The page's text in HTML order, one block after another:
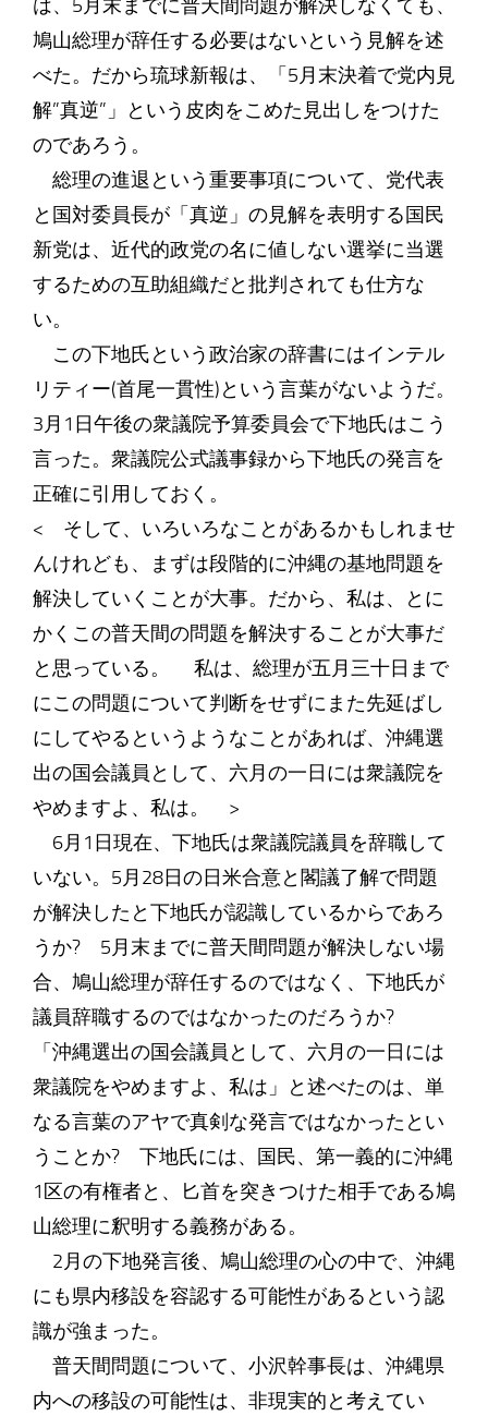
は、5月末までに普天間問題が解決しなくても、
鳩山総理が辞任する必要はないという見解を述
べた。だから琉球新報は、「5月末決着で党内見
解”真逆”」という皮肉をこめた見出しをつけた
のであろう。
総理の進退という重要事項について、党代表
と国対委員長が「真逆」の見解を表明する国民
新党は、近代的政党の名に値しない選挙に当選
するための互助組織だと批判されても仕方な
い。
この下地氏という政治家の辞書にはインテル
リティー(首尾一貫性)という言葉がないようだ。
3月1日午後の衆議院予算委員会で下地氏はこう
言った。衆議院公式議事録から下地氏の発言を
正確に引用しておく。
< そして、いろいろなことがあるかもしれませ
んけれども、まずは段階的に沖縄の基地問題を
解決していくことが大事。だから、私は、とに
かくこの普天間の問題を解決することが大事だ
と思っている。 私は、総理が五月三十日まで
にこの問題について判断をせずにまた先延ばし
にしてやるというようなことがあれば、沖縄選
出の国会議員として、六月の一日には衆議院を
やめますよ、私は。 >
6月1日現在、下地氏は衆議院議員を辞職して
いない。5月28日の日米合意と閣議了解で問題
が解決したと下地氏が認識しているからであろ
うか? 5月末までに普天間問題が解決しない場
合、鳩山総理が辞任するのではなく、下地氏が
議員辞職するのではなかったのだろうか?
「沖縄選出の国会議員として、六月の一日には
衆議院をやめますよ、私は」と述べたのは、単
なる言葉のアヤで真剣な発言ではなかったとい
うことか? 下地氏には、国民、第一義的に沖縄
1区の有権者と、匕首を突きつけた相手である鳩
山総理に釈明する義務がある。
2月の下地発言後、鳩山総理の心の中で、沖縄
にも県内移設を容認する可能性があるという認
識が強まった。
普天間問題について、小沢幹事長は、沖縄県
内への移設の可能性は、非現実的と考えてい